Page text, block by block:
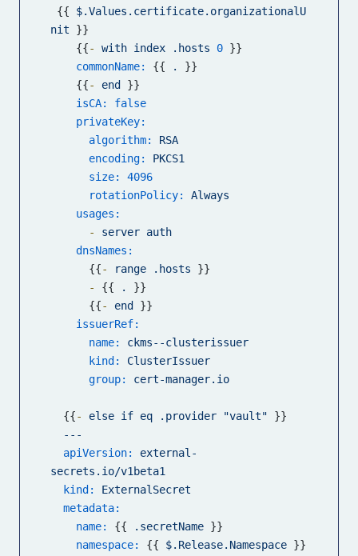
{{ $.Values.certificate.organizationalU
nit }}
    {{
- with index .hosts 0 }}
commonName:
{{ .
}}
    {{
- end
}}
isCA:
false
privateKey:
algorithm:
RSA
encoding:
PKCS1
size:
4096
rotationPolicy:
Always
usages:
-
server auth
dnsNames:
      {{
- range .hosts }}
-
{{ .
}}
      {{
- end
}}
issuerRef:
name:
ckms--clusterissuer
kind:
ClusterIssuer
group:
cert-manager.io
  {{
- else if eq .provider "vault" }}
---
apiVersion:
external-
secrets.io/v1beta1
kind:
ExternalSecret
metadata:
name:
{{ .secretName }}
namespace:
{{ $.Release.Namespace }}